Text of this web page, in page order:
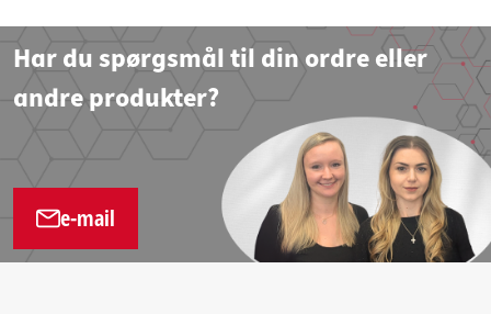
Har du spørgsmål til din ordre eller
andre produkter?
e-mail